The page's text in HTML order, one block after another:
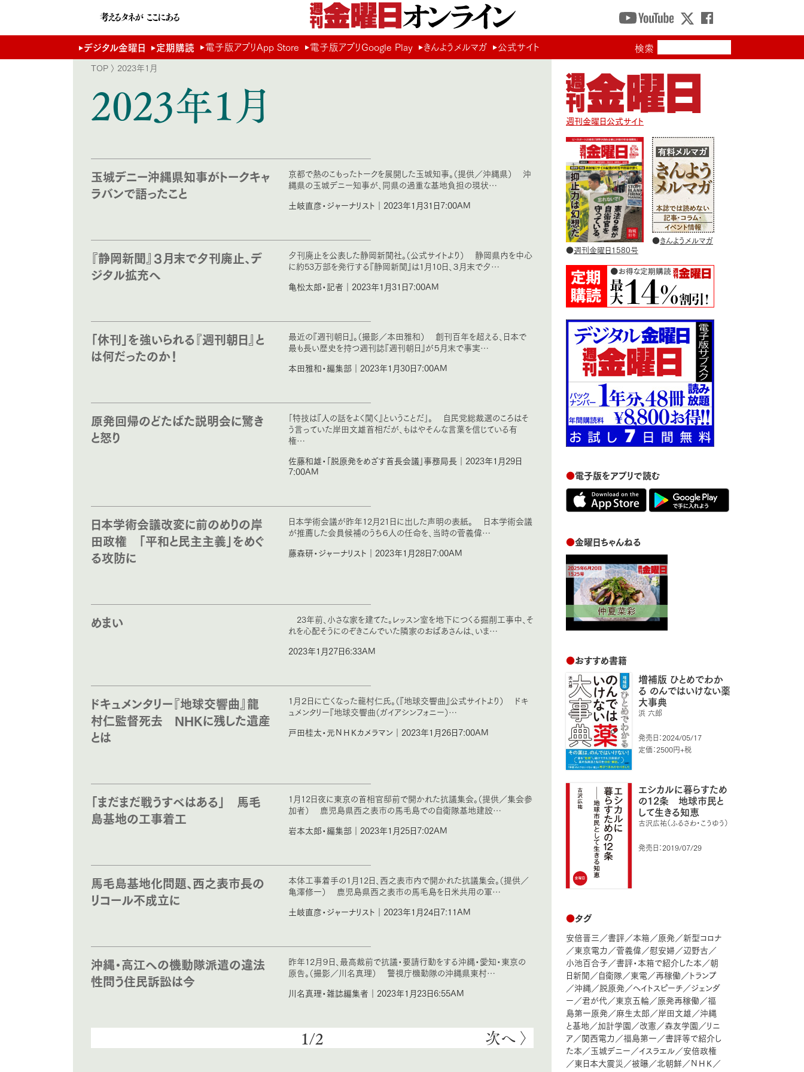
デジタル金曜日 定期購読 電子版アプリApp Store 電子版アプリGoogle Play きんようメルマガ 公式サイト 検索
TOP 〉 2023年1月
2023年1月
玉城デニー沖縄県知事がトークキャ
ラバンで語ったこと
京都で熱のこもったトークを展開した玉城知事。（提供／沖縄県） 沖
縄県の玉城デニー知事が、同県の過重な基地負担の現状…
土岐直彦・ジャーナリスト｜2023年1月31日7:00AM
『静岡新聞』３月末で夕刊廃止、デ
ジタル拡充へ
夕刊廃止を公表した静岡新聞社。（公式サイトより） 静岡県内を中心
に約53万部を発行する『静岡新聞』は１月10日、３月末で夕…
亀松太郎・記者｜2023年1月31日7:00AM
「休刊」を強いられる『週刊朝日』と
は何だったのか！
最近の『週刊朝日』。（撮影／本田雅和） 創刊百年を超える、日本で
最も長い歴史を持つ週刊誌『週刊朝日』が５月末で事実…
本田雅和・編集部｜2023年1月30日7:00AM
原発回帰のどたばた説明会に驚き
と怒り
「特技は『人の話をよく聞く』ということだ」。 自民党総裁選のころはそ
う言っていた岸田文雄首相だが、もはやそんな言葉を信じている有
権…
佐藤和雄・「脱原発をめざす首長会議」事務局長｜2023年1月29日
7:00AM
日本学術会議改変に前のめりの岸
田政権 「平和と民主主義」をめぐ
る攻防に
日本学術会議が昨年12月21日に出した声明の表紙。 日本学術会議
が推薦した会員候補のうち６人の任命を、当時の菅義偉…
藤森研・ジャーナリスト｜2023年1月28日7:00AM
めまい
23年前、小さな家を建てた。レッスン室を地下につくる掘削工事中、そ
れを心配そうにのぞきこんでいた隣家のおばあさんは、いま…
2023年1月27日6:33AM
ドキュメンタリー『地球交響曲』龍
村仁監督死去 NHKに残した遺産
とは
１月２日に亡くなった龍村仁氏。（『地球交響曲』公式サイトより） ドキ
ュメンタリー『地球交響曲（ガイアシンフォニー）…
戸田桂太・元ＮＨＫカメラマン｜2023年1月26日7:00AM
「まだまだ戦うすべはある」 馬毛
島基地の工事着工
1月12日夜に東京の首相官邸前で開かれた抗議集会。（提供／集会参
加者） 鹿児島県西之表市の馬毛島での自衛隊基地建設…
岩本太郎・編集部｜2023年1月25日7:02AM
馬毛島基地化問題、西之表市長の
リコール不成立に
本体工事着手の1月12日、西之表市内で開かれた抗議集会。（提供／
亀澤修一） 鹿児島県西之表市の馬毛島を日米共用の軍…
土岐直彦・ジャーナリスト｜2023年1月24日7:11AM
沖縄・高江への機動隊派遣の違法
性問う住民訴訟は今
昨年12月９日、最高裁前で抗議・要請行動をする沖縄・愛知・東京の
原告。（撮影／川名真理） 警視庁機動隊の沖縄県東村…
川名真理・雑誌編集者｜2023年1月23日6:55AM
1/2 次へ 〉
週刊金曜日公式サイト
●週刊金曜日1580号
●きんようメルマガ
●電子版をアプリで読む
●金曜日ちゃんねる
●おすすめ書籍
増補版 ひとめでわか
る のんではいけない薬
大事典
浜 六郎
発売日：2024/05/17
定価：2500円+税
エシカルに暮らすため
の12条 地球市民と
して生きる知恵
古沢広祐（ふるさわ・こうゆう）
発売日：2019/07/29
●タグ
安倍晋三／書評／本箱／原発／新型コロナ
／東京電力／菅義偉／慰安婦／辺野古／
小池百合子／書評・本箱で紹介した本／朝
日新聞／自衛隊／東電／再稼働／トランプ
／沖縄／脱原発／ヘイトスピーチ／ジェンダ
ー／君が代／東京五輪／原発再稼働／福
島第一原発／麻生太郎／岸田文雄／沖縄
と基地／加計学園／改憲／森友学園／リニ
ア／関西電力／福島第一／書評等で紹介し
た本／玉城デニー／イスラエル／安倍政権
／東日本大震災／被曝／北朝鮮／ＮＨＫ／